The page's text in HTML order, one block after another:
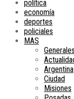
política
economía
deportes
policiales
MAS
Generales
Argentina
Ciudad
Misiones